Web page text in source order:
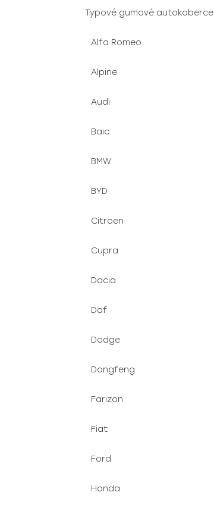
Typové gumové autokoberce
Alfa Romeo
Alpine
Audi
Baic
BMW
BYD
Citroen
Cupra
Dacia
Daf
Dodge
Dongfeng
Farizon
Fiat
Ford
Honda